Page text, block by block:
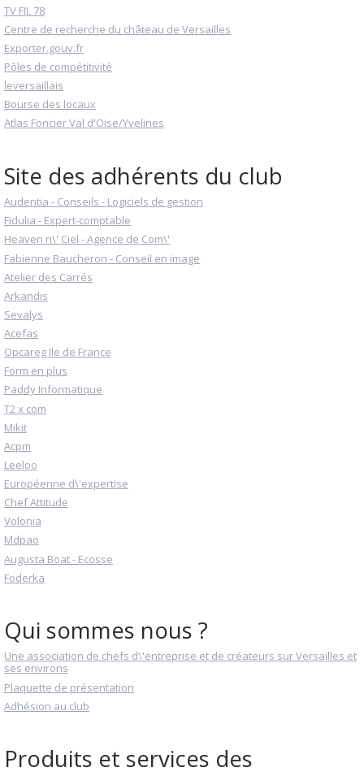
TV FIL 78
Centre de recherche du château de Versailles
Exporter.gouv.fr
Pôles de compétitivité
leversaillais
Bourse des locaux
Atlas Foncier Val d'Oise/Yvelines
Site des adhérents du club
Audentia - Conseils - Logiciels de gestion
Fidulia - Expert-comptable
Heaven n\' Ciel - Agence de Com\'
Fabienne Baucheron - Conseil en image
Atelier des Carrés
Arkandis
Sevalys
Acefas
Opcareg Ile de France
Form en plus
Paddy Informatique
T2 x com
Mikit
Acpm
Leeloo
Européenne d\'expertise
Chef Attitude
Volonia
Mdpao
Augusta Boat - Ecosse
Foderka
Qui sommes nous ?
Une association de chefs d\'entreprise et de créateurs sur Versailles et
ses environs
Plaquette de présentation
Adhésion au club
Produits et services des